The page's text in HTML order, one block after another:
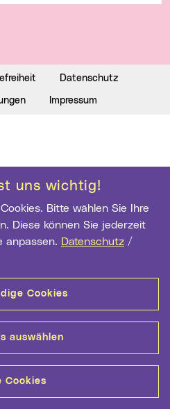
uns wichtig!
Diese können Sie jederzeit
anpassen. Datenschutz /
Cookies
auswählen
Cookies
Datenschutz
Impressum